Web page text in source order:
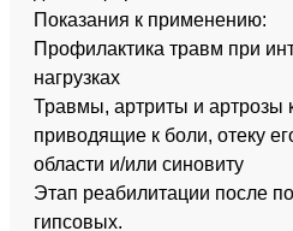
Показания к применению:
Профилактика травм при
нагрузках
Травмы, артриты и артрозы
приводящие к боли, отеку
области и/или синовиту
Этап реабилитации после
гипсовых.